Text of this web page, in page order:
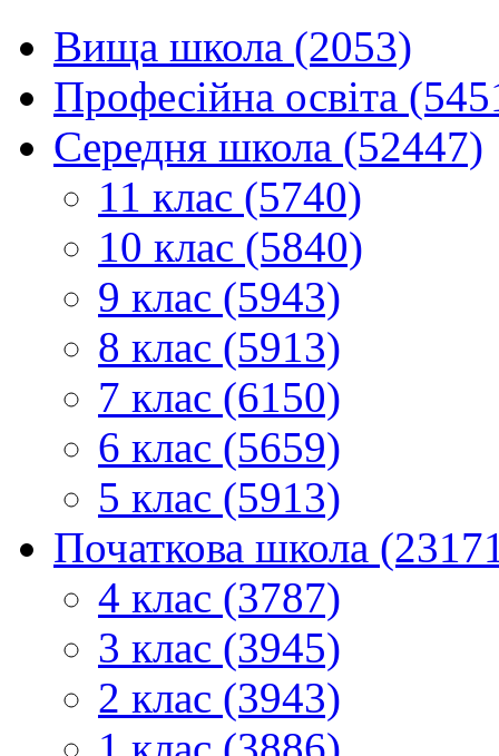
Вища школа (2053)
Професійна освіта
Середня школа (52447)
11 клас (5740)
10 клас (5840)
9 клас (5943)
8 клас (5913)
7 клас (6150)
6 клас (5659)
5 клас (5913)
Початкова школа
4 клас (3787)
3 клас (3945)
2 клас (3943)